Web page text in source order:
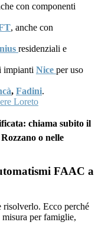
con componenti
, anche con
residenziali e
impianti Nice per uso
, Fadini.
Loreto
chiama subito il
o nelle
FAAC a
risolverlo. Ecco perché
per famiglie,